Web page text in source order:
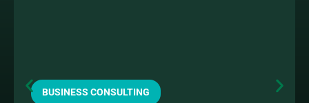
BUSINESS CONSULTING